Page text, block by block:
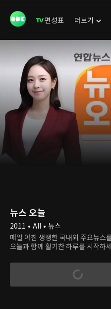
편성표 더보기
뉴스 오늘
2011 • All • 뉴스
매일 아침 생생한 국내외 주요뉴스
오늘과 함께 활기찬 하루를 시작하